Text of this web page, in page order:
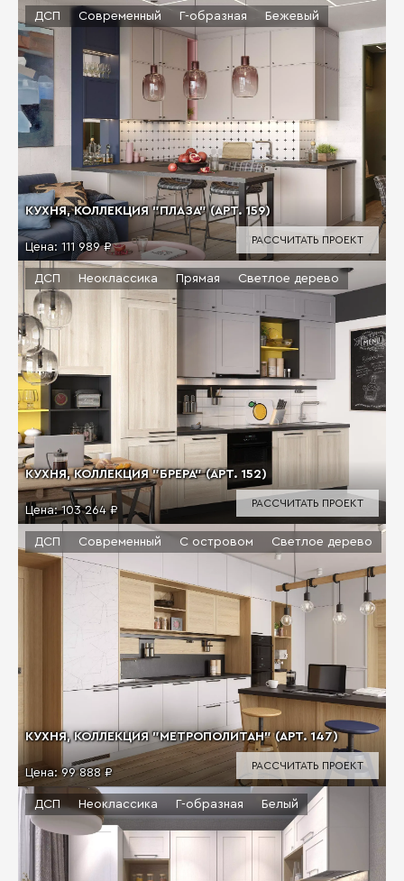
КУХНЯ, КОЛЛЕКЦИЯ "ПЛАЗА" (АРТ. 159)
Цена: 111 989 ₽
ДСП Современный Г-образная Бежевый
РАССЧИТАТЬ ПРОЕКТ
КУХНЯ, КОЛЛЕКЦИЯ "БРЕРА" (АРТ. 152)
Цена:103 264 ₽
ДСП Неоклассика Прямая Светлое дерево
РАССЧИТАТЬ ПРОЕКТ
КУХНЯ, КОЛЛЕКЦИЯ "МЕТРОПОЛИТАН" (АРТ. 147)
Цена:99 888 ₽
ДСП Современный С островом Светлое дерево
РАССЧИТАТЬ ПРОЕКТ
ДСП Неоклассика Г-образная Белый